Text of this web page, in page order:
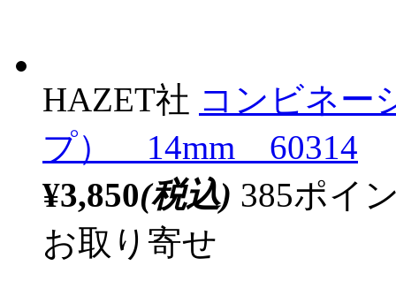
HAZET社 コンビネー
プ） 14mm 60314
¥3,850(税込) 385ポイ
お取り寄せ